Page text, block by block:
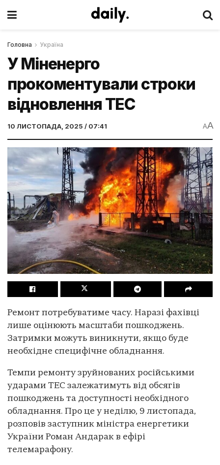
Головна Україна
У Міненерго
прокоментували строки
відновлення ТЕС
10 ЛИСТОПАДА, 2025 / 07:41 AA
Ремонт потребуватиме часу. Наразі фахівці
лише оцінюють масштаби пошкоджень.
Затримки можуть виникнути, якщо буде
необхідне специфічне обладнання.
Темпи ремонту зруйнованих російськими
ударами ТЕС залежатимуть від обсягів
пошкоджень та доступності необхідного
обладнання. Про це у неділю, 9 листопада,
розповів заступник міністра енергетики
України Роман Андарак в ефірі
телемарафону.